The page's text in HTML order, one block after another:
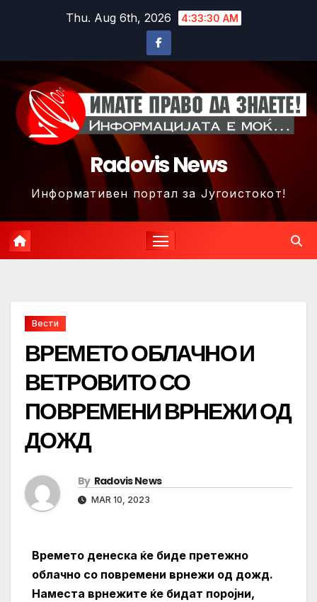
Thu. Aug 6th, 2026 4:33:33 AM
Radovis News
Информативен портал за Југоистокот!
Вести
ВРЕМЕТО ОБЛАЧНО И
ВЕТРОВИТО СО
ПОВРЕМЕНИ ВРНЕЖИ ОД
ДОЖД
By Radovis News
MAR 10, 2023
Времето денеска ќе биде претежно
облачно со повремени врнежи од дожд.
Наместа врнежите ќе бидат поројни,